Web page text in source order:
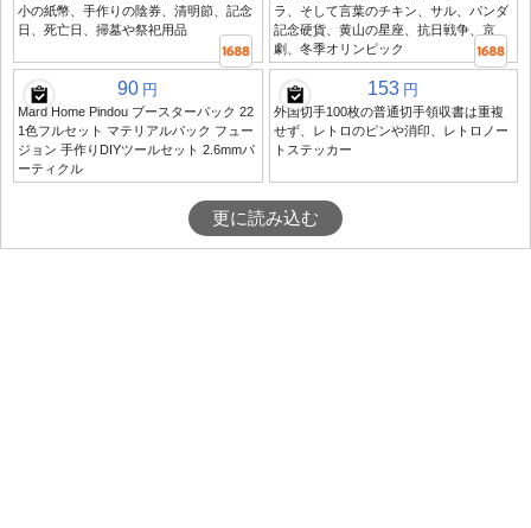
小の紙幣、手作りの陰券、清明節、記念
日、死亡日、掃墓や祭祀用品
ラ、そして言葉のチキン、サル、パンダ
記念硬貨、黄山の星座、抗日戦争、京
劇、冬季オリンピック
90 円
Mard Home Pindou ブースターパック 22
1色フルセット マテリアルパック フュー
ジョン 手作りDIYツールセット 2.6mmパ
ーティクル
153 円
外国切手100枚の普通切手領収書は重複
せず、レトロのピンや消印、レトロノー
トステッカー
更に読み込む